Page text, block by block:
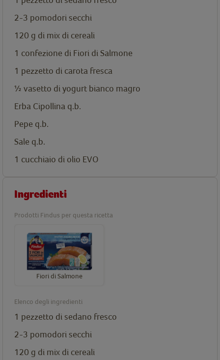
2-3 pomodori secchi
120 g di mix di cereali
1 confezione di Fiori di Salmone
1 pezzetto di carota fresca
½ vasetto di yogurt bianco magro
Erba Cipollina q.b.
Pepe q.b.
Sale q.b.
1 cucchiaio di olio EVO
Ingredienti
Prodotti Findus per questa ricetta
Fiori di Salmone
Elenco degli ingredienti
1 pezzetto di sedano fresco
2-3 pomodori secchi
120 g di mix di cereali